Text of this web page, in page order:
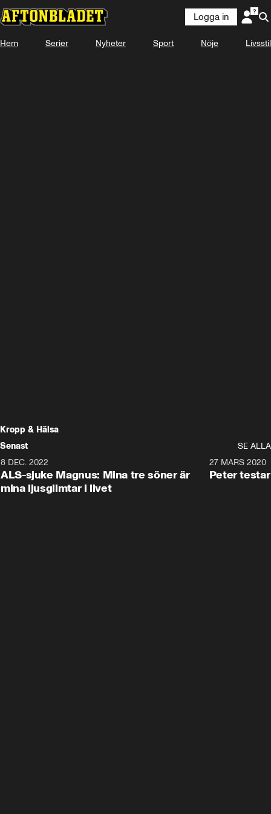
Logga in
Hem Serier Nyheter Sport Nöje Livsstil
Kropp & Hälsa
Senast
SE ALLA
8 DEC. 2022
ALS-sjuke Magnus: Mina tre söner är
mina ljusglimtar i livet
27 MARS 2020
Peter